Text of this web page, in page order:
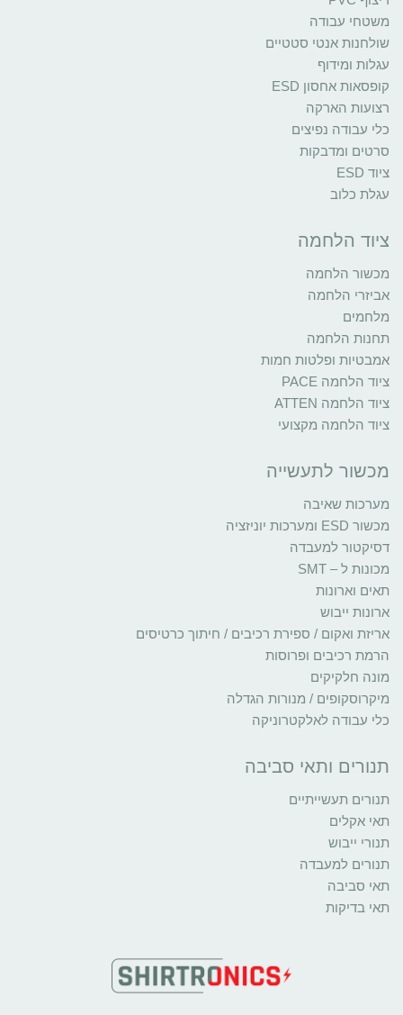
משטחי עבודה
שולחנות אנטי סטטיים
עגלות ומידוף
קופסאות אחסון ESD
רצועות הארקה
כלי עבודה נפיצים
סרטים ומדבקות
ציוד ESD
עגלת כלוב
ציוד הלחמה
מכשור הלחמה
אביזרי הלחמה
מלחמים
תחנות הלחמה
אמבטיות ופלטות חמות
ציוד הלחמה PACE
ציוד הלחמה ATTEN
ציוד הלחמה מקצועי
מכשור לתעשייה
מערכות שאיבה
מכשור ESD ומערכות יוניזציה
דסיקטור למעבדה
מכונות ל – SMT
תאים וארונות
ארונות ייבוש
אריזת ואקום / ספירת רכיבים / חיתוך כרטיסים
הרמת רכיבים ופרוסות
מונה חלקיקים
מיקרוסקופים / מנורות הגדלה
כלי עבודה לאלקטרוניקה
תנורים ותאי סביבה
תנורים תעשייתיים
תאי אקלים
תנורי ייבוש
תנורים למעבדה
תאי סביבה
תאי בדיקות